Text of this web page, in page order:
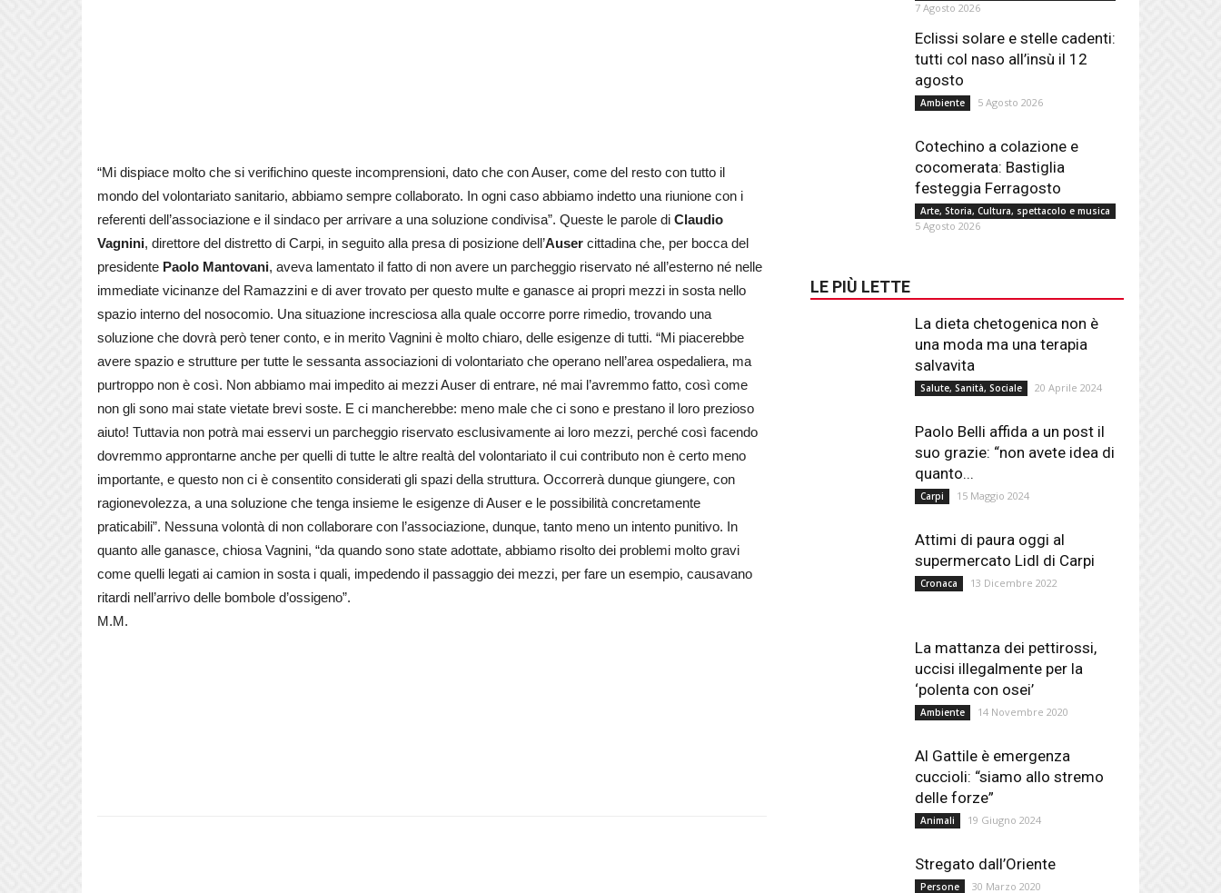
“Mi dispiace molto che si verifichino queste incomprensioni, dato che con Auser, come del resto con tutto il
mondo del volontariato sanitario, abbiamo sempre collaborato. In ogni caso abbiamo indetto una riunione con i
referenti dell’associazione e il sindaco per arrivare a una soluzione condivisa”. Queste le parole diClaudio
Vagnini, direttore del distretto di Carpi, in seguito alla presa di posizione dell’Auser cittadina che, per bocca del
presidente Paolo Mantovani, aveva lamentato il fatto di non avere un parcheggio riservato né all’esterno né nelle
immediate vicinanze del Ramazzini e di aver trovato per questo multe e ganasce ai propri mezzi in sosta nello
spazio interno del nosocomio. Una situazione incresciosa alla quale occorre porre rimedio, trovando una
soluzione che dovrà però tener conto, e in merito Vagnini è molto chiaro, delle esigenze di tutti. “Mi piacerebbe
avere spazio e strutture per tutte le sessanta associazioni di volontariato che operano nell’area ospedaliera, ma
purtroppo non è così. Non abbiamo mai impedito ai mezzi Auser di entrare, né mai l’avremmo fatto, così come
non gli sono mai state vietate brevi soste. E ci mancherebbe: meno male che ci sono e prestano il loro prezioso
aiuto! Tuttavia non potrà mai esservi un parcheggio riservato esclusivamente ai loro mezzi, perché così facendo
dovremmo approntarne anche per quelli di tutte le altre realtà del volontariato il cui contributo non è certo meno
importante, e questo non ci è consentito considerati gli spazi della struttura. Occorrerà dunque giungere, con
ragionevolezza, a una soluzione che tenga insieme le esigenze di Auser e le possibilità concretamente
praticabili”. Nessuna volontà di non collaborare con l’associazione, dunque, tanto meno un intento punitivo. In
quanto alle ganasce, chiosa Vagnini, “da quando sono state adottate, abbiamo risolto dei problemi molto gravi
come quelli legati ai camion in sosta i quali, impedendo il passaggio dei mezzi, per fare un esempio, causavano
ritardi nell’arrivo delle bombole d’ossigeno”.
M.M.
7 Agosto 2026
Eclissi solare e stelle cadenti:
tutti col naso all’insù il 12
agosto
Ambiente 5 Agosto 2026
Cotechino a colazione e
cocomerata: Bastiglia
festeggia Ferragosto
Arte, Storia, Cultura, spettacolo e musica
5 Agosto 2026
LE PIÙ LETTE
La dieta chetogenica non è
una moda ma una terapia
salvavita
Salute, Sanità, Sociale 20 Aprile 2024
Paolo Belli affida a un post il
suo grazie: “non avete idea di
quanto...
Carpi 15 Maggio 2024
Attimi di paura oggi al
supermercato Lidl di Carpi
Cronaca 13 Dicembre 2022
La mattanza dei pettirossi,
uccisi illegalmente per la
‘polenta con osei’
Ambiente 14 Novembre 2020
Al Gattile è emergenza
cuccioli: “siamo allo stremo
delle forze”
Animali 19 Giugno 2024
Stregato dall’Oriente
Persone 30 Marzo 2020